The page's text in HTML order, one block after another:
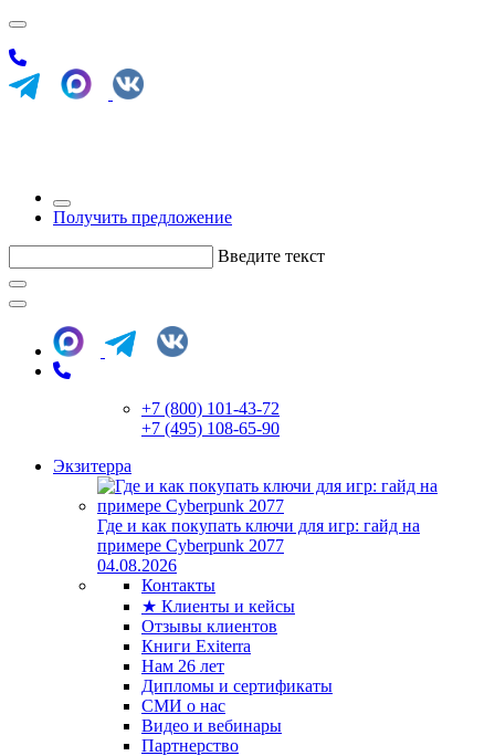
Получить предложение
Введите текст
+7 (800) 101-43-72
+7 (495) 108-65-90
Экзитерра
Где и как покупать ключи для игр: гайд на
примере Cyberpunk 2077
04.08.2026
Контакты
★ Клиенты и кейсы
Отзывы клиентов
Книги Exiterra
Нам 26 лет
Дипломы и сертификаты
СМИ о нас
Видео и вебинары
Партнерство